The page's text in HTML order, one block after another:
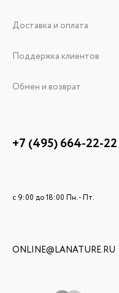
Доставка и оплата
Поддержка клиентов
Обмен и возврат
+7 (495) 664-22-22
c 9:00 до 18:00 Пн. - Пт.
ONLINE@LANATURE.RU